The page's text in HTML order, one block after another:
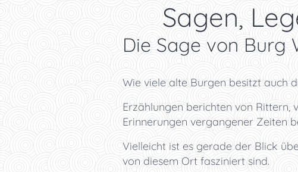
📜 Sagen,
Die Sage von Burg
Wie viele alte Burgen besitzt auch
Erzählungen berichten von Rittern,
Erinnerungen vergangener Zeiten
Vielleicht ist es gerade der Blick
von diesem Ort fasziniert sind.